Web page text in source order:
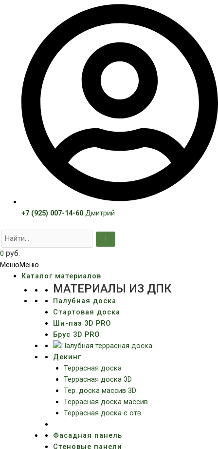
+7 (925) 007-14-60Дмитрий
0 руб.
МенюМеню
Каталог материалов
МАТЕРИАЛЫ ИЗ ДПК
Палубная доска
Стартовая доска
Ши-паз 3D PRO
Брус 3D PRO
Декинг
Террасная доска
Террасная доска 3D
Тер. доска массив 3D
Террасная доска массив
Террасная доска с отв.
Фасадная панель
Стеновые панели